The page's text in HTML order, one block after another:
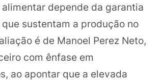
depende da garantia
sustentam a produção no
é de Manoel Perez Neto,
com ênfase em
ao apontar que a elevada